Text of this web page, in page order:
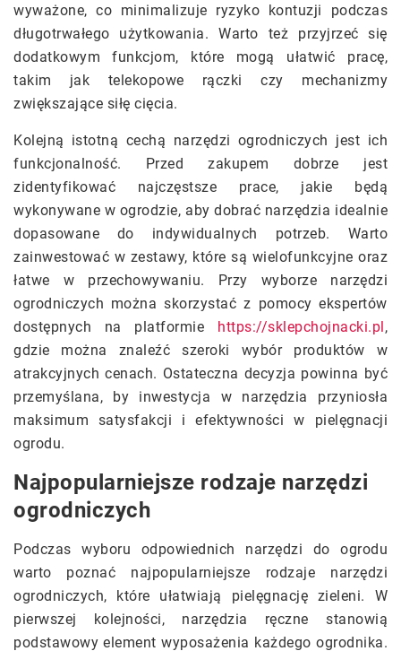
wyważone, co minimalizuje ryzyko kontuzji podczas
długotrwałego użytkowania. Warto też przyjrzeć się
dodatkowym funkcjom, które mogą ułatwić pracę,
takim jak telekopowe rączki czy mechanizmy
zwiększające siłę cięcia.
Kolejną istotną cechą narzędzi ogrodniczych jest ich
funkcjonalność. Przed zakupem dobrze jest
zidentyfikować najczęstsze prace, jakie będą
wykonywane w ogrodzie, aby dobrać narzędzia idealnie
dopasowane do indywidualnych potrzeb. Warto
zainwestować w zestawy, które są wielofunkcyjne oraz
łatwe w przechowywaniu. Przy wyborze narzędzi
ogrodniczych można skorzystać z pomocy ekspertów
dostępnych na platformie
https://sklepchojnacki.pl ,
gdzie można znaleźć szeroki wybór produktów w
atrakcyjnych cenach. Ostateczna decyzja powinna być
przemyślana, by inwestycja w narzędzia przyniosła
maksimum satysfakcji i efektywności w pielęgnacji
ogrodu.
Najpopularniejsze rodzaje narzędzi
ogrodniczych
Podczas wyboru odpowiednich narzędzi do ogrodu
warto poznać najpopularniejsze rodzaje narzędzi
ogrodniczych, które ułatwiają pielęgnację zieleni. W
pierwszej kolejności, narzędzia ręczne stanowią
podstawowy element wyposażenia każdego ogrodnika.